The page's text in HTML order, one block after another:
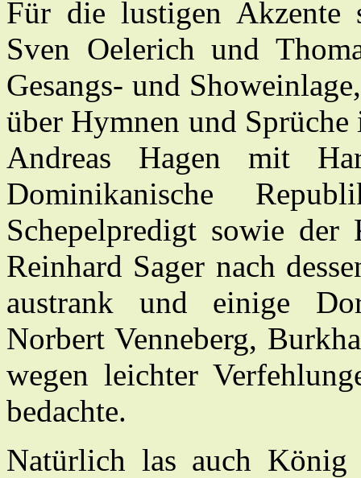
Für die lustigen Akzente
Sven Oelerich und
Gesangs- und
über Hymnen und
Andreas Hagen mit
Dominikanische
Schepelpredigt sowie der
Reinhard Sager nach
austrank und einige
Norbert Venneberg,
wegen leichter
bedachte.
Natürlich las auch